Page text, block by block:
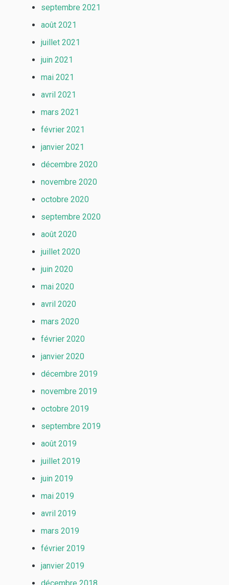
septembre 2021
août 2021
juillet 2021
juin 2021
mai 2021
avril 2021
mars 2021
février 2021
janvier 2021
décembre 2020
novembre 2020
octobre 2020
septembre 2020
août 2020
juillet 2020
juin 2020
mai 2020
avril 2020
mars 2020
février 2020
janvier 2020
décembre 2019
novembre 2019
octobre 2019
septembre 2019
août 2019
juillet 2019
juin 2019
mai 2019
avril 2019
mars 2019
février 2019
janvier 2019